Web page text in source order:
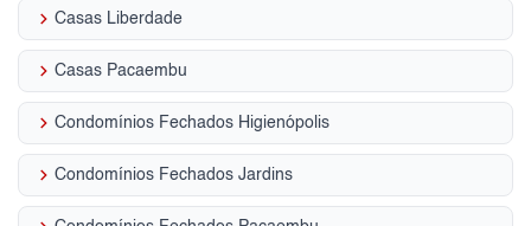
keyboard_arrow_right Casas Liberdade
keyboard_arrow_right Casas Pacaembu
keyboard_arrow_right Condomínios Fechados Higienópolis
keyboard_arrow_right Condomínios Fechados Jardins